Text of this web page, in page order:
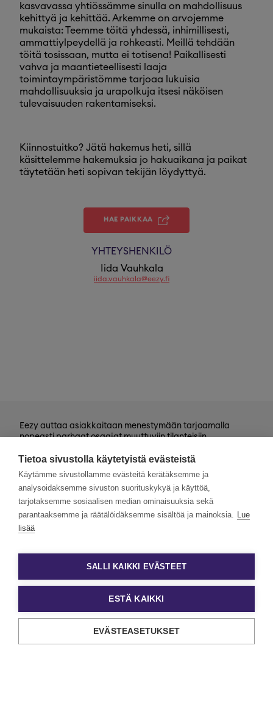
YHTEYSHENKILÖ
Iida Vauhkala
iida.vauhkala@eezy.fi
kasvavassa yhtiössämme sinulla on mahdollisuus
kehittyä ja kehittää. Arkemme on arvojemme
mukaista: Teemme töitä yhdessä, inhimillisesti,
ammattiylpeydellä ja rohkeasti. Meillä tehdään
töitä tosissaan, mutta ei totisena! Paikallisesti
vahva ja maantieteellisesti laaja
toimintaympäristömme tarjoaa lukuisia
mahdollisuuksia ja urapolkuja itsesi näköisen
tulevaisuuden rakentamiseksi.
Kiinnostuitko? Jätä hakemus heti, sillä
käsittelemme hakemuksia jo hakuaikana ja paikat
täytetään heti sopivan tekijän löydyttyä.
HAE PAIKKAA
Eezy auttaa asiakkaitaan menestymään tarjoamalla
nopeasti parhaat osaajat muuttuviin tilanteisiin
kevytyrittäjyys ja muut työelämän
asiantuntijapalvelumme tarjoavat monipuolisimmat keinot
työn ja tekijöiden kohtaamiseen.
Haluamme rakentaa monimuotoista ja yhdenvertaista
Eezyä. Toivomme hakemuksia kaikenlaisista taustoista
tulevilta päteviltä hakijoilta. Noudatamme aina tasa-
arvoista ja läpinäkyvää rekrytointiprosessia. Uskomme
Tietoa sivustolla käytetyistä evästeistä
Käytämme sivustollamme evästeitä kerätäksemme ja
analysoidaksemme sivuston suorituskykyä ja käyttöä,
tarjotaksemme sosiaalisen median ominaisuuksia sekä
parantaaksemme ja räätälöidäksemme sisältöä ja mainoksia. Lue
lisää
SALLI KAIKKI EVÄSTEET
ESTÄ KAIKKI
EVÄSTEASETUKSET